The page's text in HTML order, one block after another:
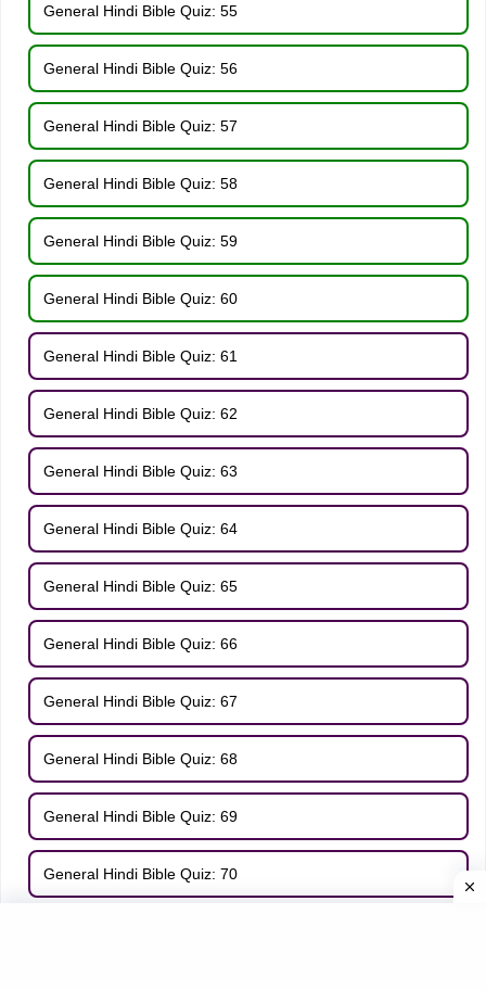
General Hindi Bible Quiz: 55
General Hindi Bible Quiz: 56
General Hindi Bible Quiz: 57
General Hindi Bible Quiz: 58
General Hindi Bible Quiz: 59
General Hindi Bible Quiz: 60
General Hindi Bible Quiz: 61
General Hindi Bible Quiz: 62
General Hindi Bible Quiz: 63
General Hindi Bible Quiz: 64
General Hindi Bible Quiz: 65
General Hindi Bible Quiz: 66
General Hindi Bible Quiz: 67
General Hindi Bible Quiz: 68
General Hindi Bible Quiz: 69
General Hindi Bible Quiz: 70